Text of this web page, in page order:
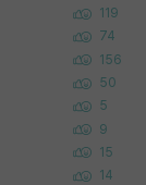
119
74
156
50
5
9
15
14